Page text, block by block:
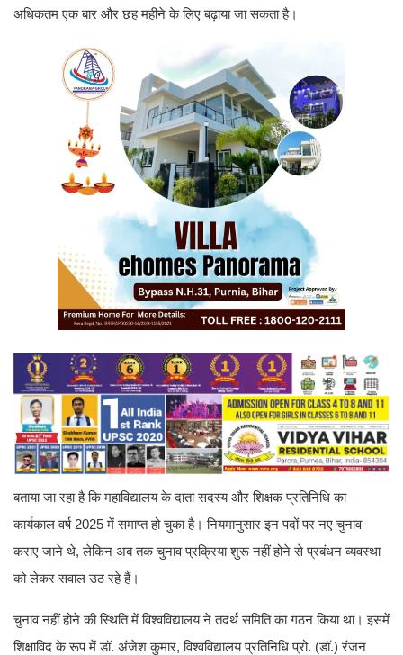
अधिकतम एक बार और छह महीने के लिए बढ़ाया जा सकता है।
बताया जा रहा है कि महाविद्यालय के दाता सदस्य और शिक्षक प्रतिनिधि का
कार्यकाल वर्ष 2025 में समाप्त हो चुका है। नियमानुसार इन पदों पर नए चुनाव
कराए जाने थे, लेकिन अब तक चुनाव प्रक्रिया शुरू नहीं होने से प्रबंधन व्यवस्था
को लेकर सवाल उठ रहे हैं।
चुनाव नहीं होने की स्थिति में विश्वविद्यालय ने तदर्थ समिति का गठन किया था। इसमें
शिक्षाविद के रूप में डॉ. अंजेश कुमार, विश्वविद्यालय प्रतिनिधि प्रो. (डॉ.) रंजन